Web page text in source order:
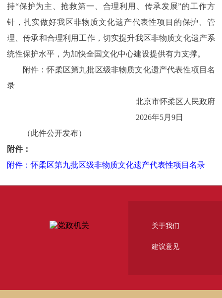
持“保护为主、抢救第一、合理利用、传承发展”的工作方
针，扎实做好我区非物质文化遗产代表性项目的保护、管
理、传承和合理利用工作，切实提升我区非物质文化遗产系
统性保护水平，为加快全国文化中心建设提供有力支撑。
附件：怀柔区第九批区级非物质文化遗产代表性项目名
录
北京市怀柔区人民政府
2026年5月9日
（此件公开发布）
附件：
附件：怀柔区第九批区级非物质文化遗产代表性项目名录
关于我们
建议意见